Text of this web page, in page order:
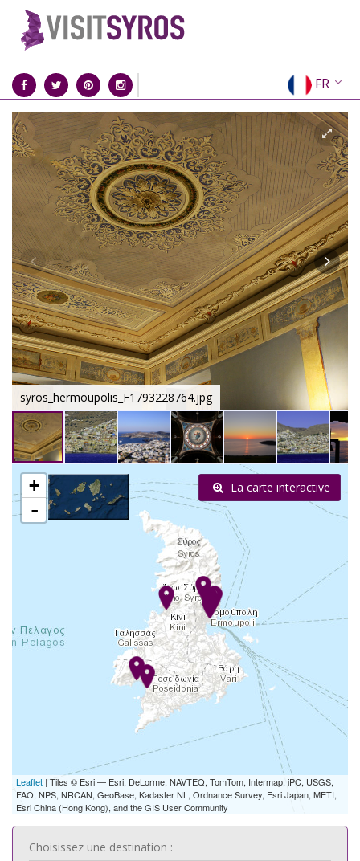
FR
EN
EL
DE
IT
ES
RU
CN
syros_hermoupolis_F1793228764.jpg
+
-
Leaflet | Tiles © Esri — Esri, DeLorme, NAVTEQ, TomTom, Intermap, iPC, USGS,
FAO, NPS, NRCAN, GeoBase, Kadaster NL, Ordnance Survey, Esri Japan, METI,
Esri China (Hong Kong), and the GIS User Community
La carte interactive
Choisissez une destination :